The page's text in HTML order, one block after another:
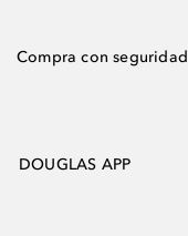
Compra con seguridad
DOUGLAS APP